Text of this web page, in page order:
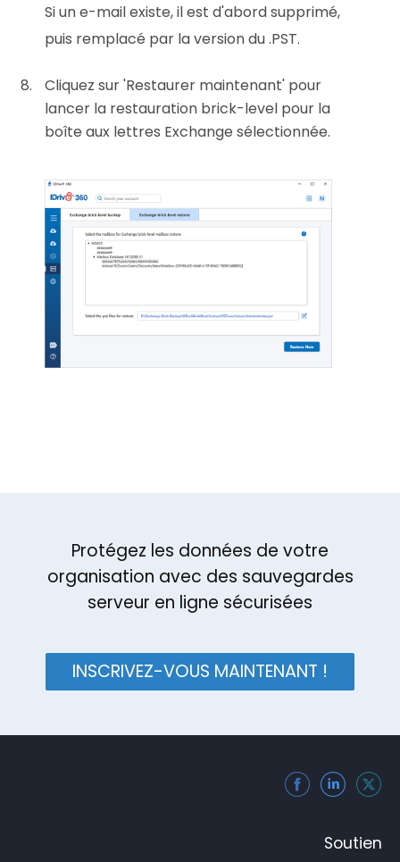
Si un e-mail existe, il est d'abord supprimé,
puis remplacé par la version du .PST.
Cliquez sur 'Restaurer maintenant' pour
lancer la restauration brick-level pour la
boîte aux lettres Exchange sélectionnée.
Protégez les données de votre
organisation avec des sauvegardes
serveur en ligne sécurisées
INSCRIVEZ-VOUS MAINTENANT !
Soutien